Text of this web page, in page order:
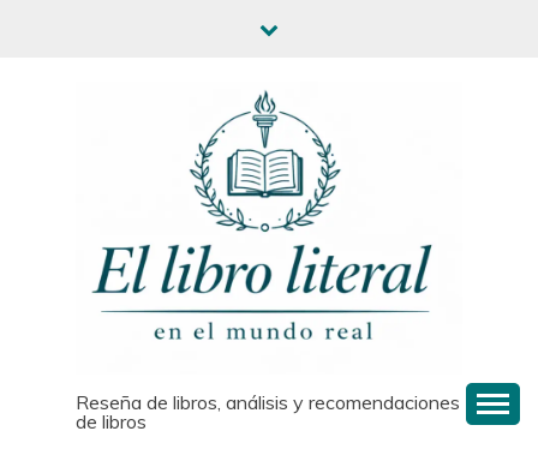
Reseña de libros, análisis y recomendaciones
de libros